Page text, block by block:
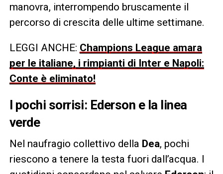
manovra, interrompendo bruscamente il
percorso di crescita delle ultime settimane.
LEGGI ANCHE: Champions League amara
per le italiane, i rimpianti di Inter e Napoli:
Conte è eliminato!
I pochi sorrisi: Ederson e la linea
verde
Nel naufragio collettivo della Dea, pochi
riescono a tenere la testa fuori dall’acqua. I